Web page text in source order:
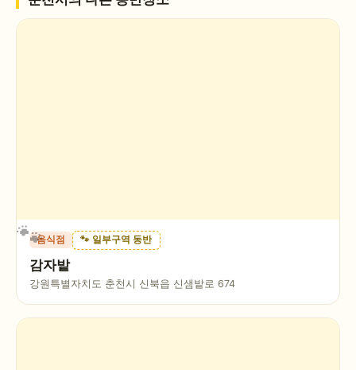
음식점 🐾 일부구역 동반
감자밭
강원특별자치도 춘천시 신북읍 신샘밭로 674